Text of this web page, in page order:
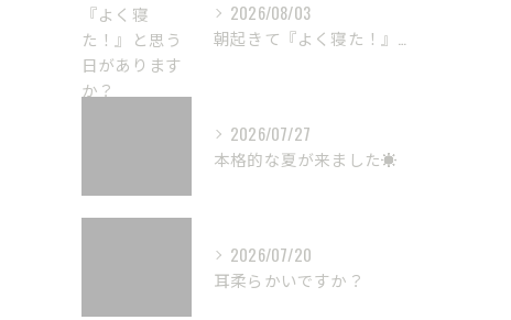
2026/08/03
2026/07/27
本格的な夏が来ました☀️
2026/07/20
耳柔らかいですか？